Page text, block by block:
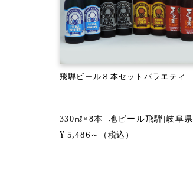
飛騨ビール８本セットバラエティ
330㎖×8本 |地ビール飛騨|岐阜県
¥ 5,486 ～（税込）